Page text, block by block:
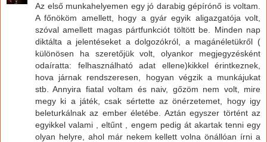
Az első munkahelyemen egy jó darabig gépírónő is voltam.
A főnököm amellett, hogy a gyár egyik aligazgatója volt,
szóval amellett magas pártfunkciót töltött be. Minden nap
diktálta a jelentéseket a dolgozókról, a magánéletükről (
különösen ha szeretőjük volt, olyankor megjegyzésként
odaíratta: felhasználható adat ellene)kikkel érintkeznek,
hova járnak rendszeresen, hogyan végzik a munkájukat
stb. Annyira fiatal voltam és naiv, gőzöm nem volt, mire
megy ki a játék, csak sértette az önérzetemet, hogy igy
beleturkálnak az ember életébe. Aztán egyszer történt az
egyikkel valami , eltűnt , engem pedig át akartak tenni egy
olyan helyre, ahol már nekem kellett volna önállóan írni a